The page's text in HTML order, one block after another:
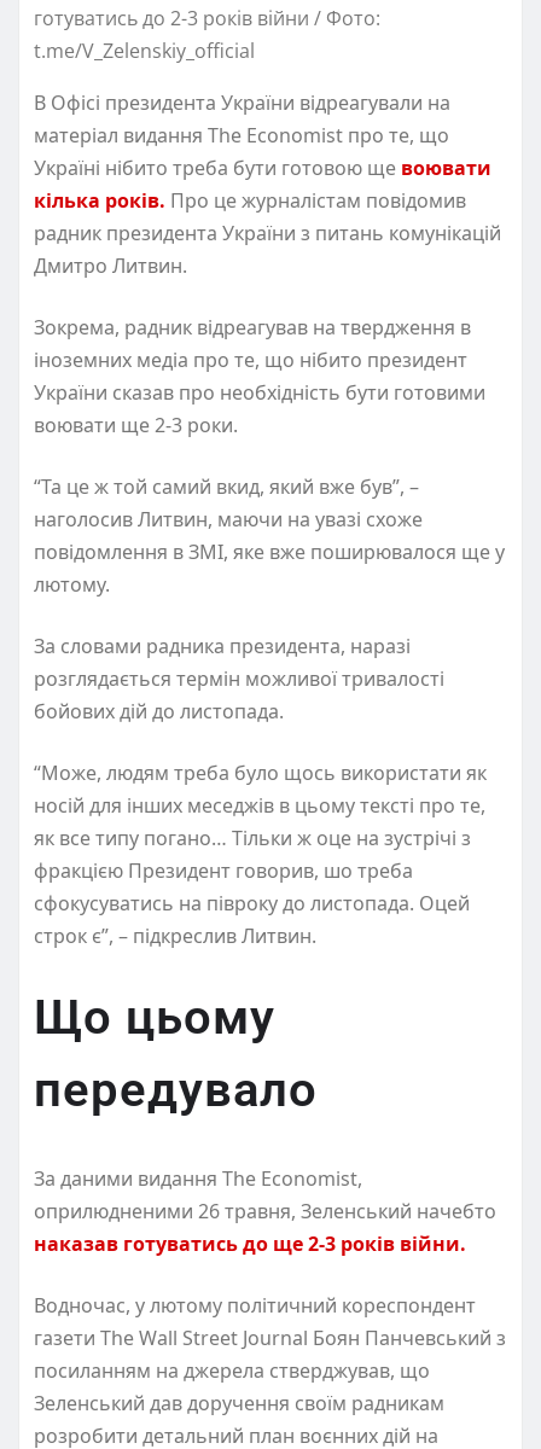
готуватись до 2-3 років війни / Фото:
t.me/V_Zelenskiy_official
В Офісі президента України відреагували на
матеріал видання The Economist про те, що
Україні нібито треба бути готовою ще воювати
кілька років. Про це журналістам повідомив
радник президента України з питань комунікацій
Дмитро Литвин.
Зокрема, радник відреагував на твердження в
іноземних медіа про те, що нібито президент
України сказав про необхідність бути готовими
воювати ще 2-3 роки.
“Та це ж той самий вкид, який вже був”, –
наголосив Литвин, маючи на увазі схоже
повідомлення в ЗМІ, яке вже поширювалося ще у
лютому.
За словами радника президента, наразі
розглядається термін можливої тривалості
бойових дій до листопада.
“Може, людям треба було щось використати як
носій для інших меседжів в цьому тексті про те,
як все типу погано… Тільки ж оце на зустрічі з
фракцією Президент говорив, шо треба
сфокусуватись на півроку до листопада. Оцей
строк є”, – підкреслив Литвин.
Що цьому
передувало
За даними видання The Economist,
оприлюдненими 26 травня, Зеленський начебто
наказав готуватись до ще 2-3 років війни.
Водночас, у лютому політичний кореспондент
газети The Wall Street Journal Боян Панчевський з
посиланням на джерела стверджував, що
Зеленський дав доручення своїм радникам
розробити детальний план воєнних дій на